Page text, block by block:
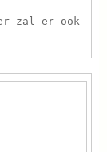
zal er ook